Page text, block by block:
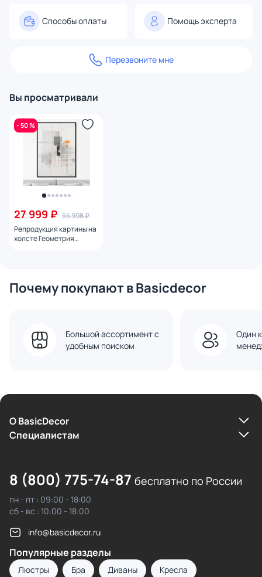
Способы оплаты Помощь эксперта
Перезвоните мне
Вы просматривали
- 50 %
27 999 ₽ 55 998 ₽
Репродукция картины на
холсте Геометрия
Почему покупают в Basicdecor
Большой ассортимент с
удобным поиском
Один
О BasicDecor
Cпециалистам
8 (800) 775-74-87 бесплатно по России
пн - пт : 09:00 - 18:00
сб - вс : 10:00 - 18:00
info@basicdecor.ru
Популярные разделы
Люстры Бра Диваны Кресла